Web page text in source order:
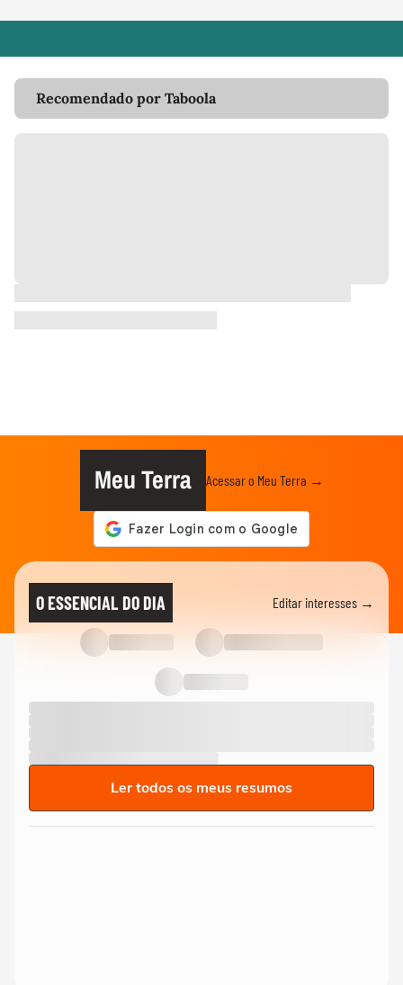
Recomendado por Taboola
Meu Terra Acessar o Meu Terra →
O ESSENCIAL DO DIA Editar interesses →
Ler todos os meus resumos